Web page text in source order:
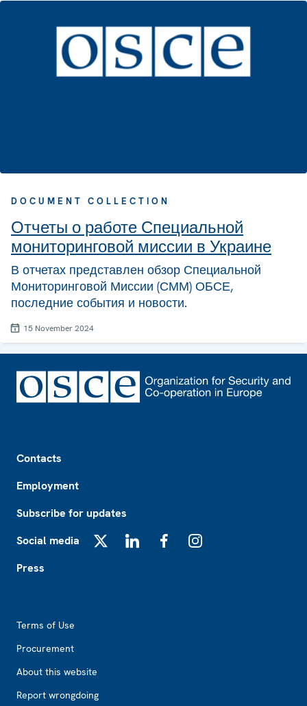
DOCUMENT COLLECTION
Отчеты о работе Специальной
мониторинговой миссии в Украине
В отчетах представлен обзор Специальной
Мониторинговой Миссии (СММ) ОБСЕ,
последние события и новости.
15 November 2024
Contacts
Employment
Subscribe for updates
Social media
Press
Terms of Use
Procurement
About this website
Report wrongdoing